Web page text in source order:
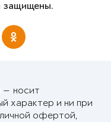
защищены.
— носит
характер и ни при
офертой,